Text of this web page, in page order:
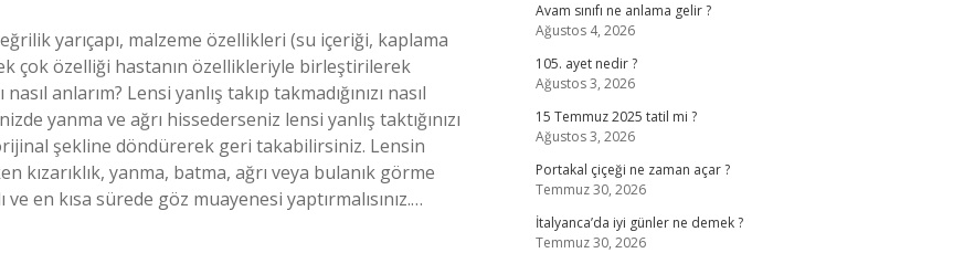
yarıçapı, malzeme özellikleri (su içeriği, kaplama
çok özelliği hastanın özellikleriyle birleştirilerek
anlarım? Lensi yanlış takıp takmadığınızı nasıl
yanma ve ağrı hissederseniz lensi yanlış taktığınızı
şekline döndürerek geri takabilirsiniz. Lensin
kızarıklık, yanma, batma, ağrı veya bulanık görme
en kısa sürede göz muayenesi yaptırmalısınız.…
Avam sınıfı ne anlama gelir ?
Ağustos 4, 2026
105. ayet nedir ?
Ağustos 3, 2026
15 Temmuz 2025 tatil mi ?
Ağustos 3, 2026
Portakal çiçeği ne zaman açar ?
Temmuz 30, 2026
İtalyanca’da iyi günler ne demek ?
Temmuz 30, 2026